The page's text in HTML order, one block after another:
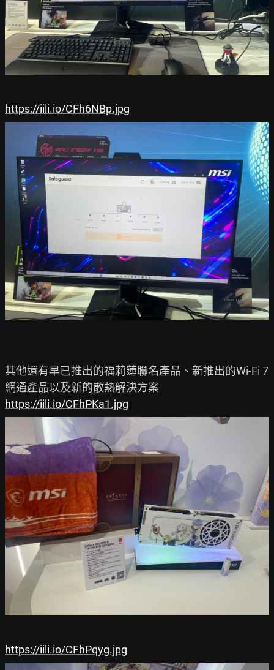
https://iili.io/CFh6NBp.jpg
其他還有早已推出的福莉蓮聯名產品、新推出的Wi-Fi 7
https://iili.io/CFhPKa1.jpg
https://iili.io/CFhPqyg.jpg